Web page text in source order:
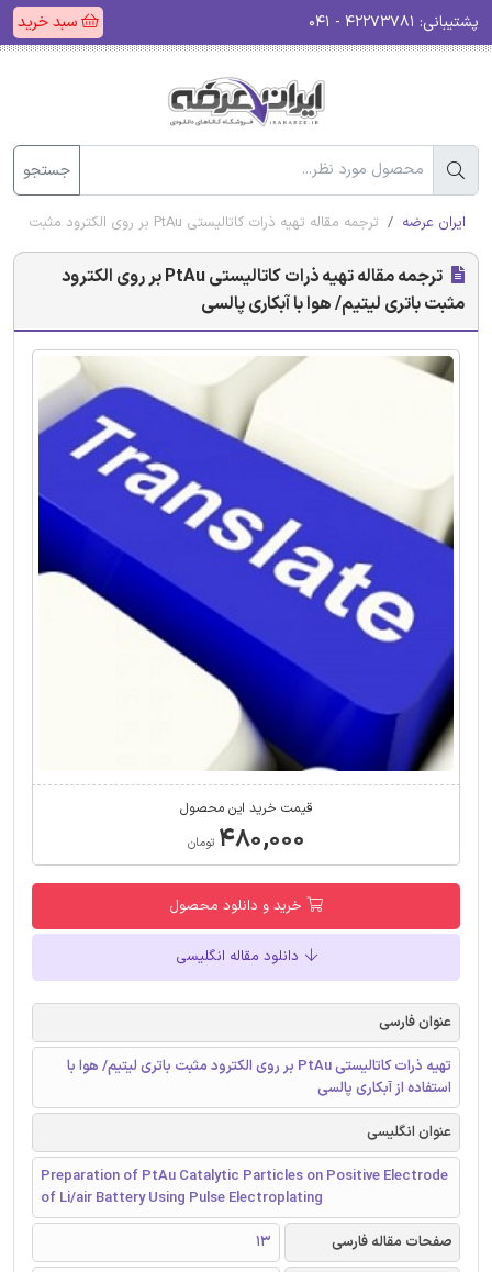
پشتیبانی: سبد خرید
جستجو
ایران عرضه ترجمه مقاله تهیه ذرات کاتالیستی PtAu بر روی الکترود مثبت باتری لیتیم/ هوا با آبکاری پالسی
ترجمه مقاله تهیه ذرات کاتالیستی PtAu بر روی الکترود
مثبت باتری لیتیم/ هوا با آبکاری پالسی
قیمت خرید این محصول
۴۸۰,۰۰۰ تومان
خرید و دانلود محصول
دانلود مقاله انگلیسی
عنوان فارسی
تهیه ذرات کاتالیستی PtAu بر روی الکترود مثبت باتری لیتیم/ هوا با
استفاده از آبکاری پالسی
عنوان انگلیسی
Preparation of PtAu Catalytic Particles on Positive Electrode
of Li/air Battery Using Pulse Electroplating
صفحات مقاله فارسی
13